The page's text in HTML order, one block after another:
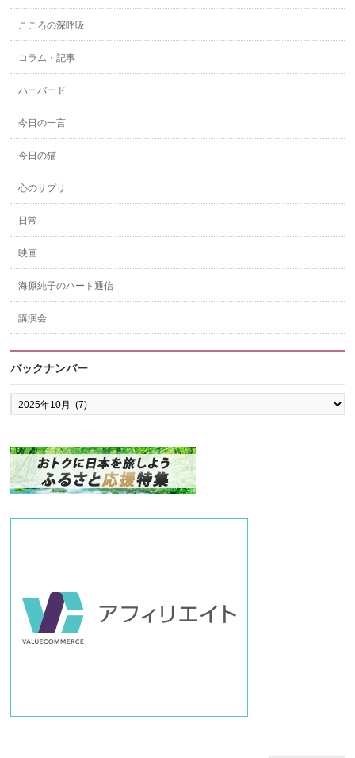
こころの深呼吸
コラム・記事
ハーバード
今日の一言
今日の猫
心のサプリ
日常
映画
海原純子のハート通信
講演会
バックナンバー
バ
ッ
ン
バ
ー